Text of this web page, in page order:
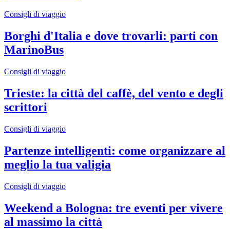
Consigli di viaggio
Borghi d'Italia e dove trovarli: parti con
MarinoBus
Consigli di viaggio
Trieste: la città del caffè, del vento e degli
scrittori
Consigli di viaggio
Partenze intelligenti: come organizzare al
meglio la tua valigia
Consigli di viaggio
Weekend a Bologna: tre eventi per vivere
al massimo la città